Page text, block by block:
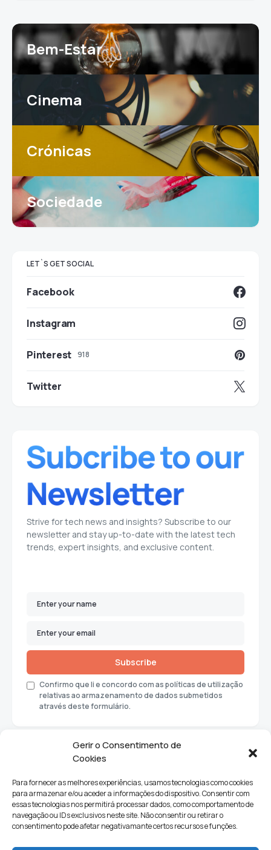
Gerir o Consentimento de
Cookies
Para fornecer as melhores experiências, usamos tecnologias como cookies
para armazenar e/ou aceder a informações do dispositivo. Consentir com
essas tecnologias nos permitirá processar dados, como comportamento de
navegação ou IDs exclusivos neste site. Não consentir ou retirar o
consentimento pode afetar negativamante certos recursos e funções.
Bem-Estar
Cinema
Crónicas
Sociedade
LET`S GET SOCIAL
Facebook
Instagram
Pinterest 918
Twitter
Strive for tech news and insights? Subscribe to our
newsletter and stay up-to-date with the latest tech
trends, expert insights, and exclusive content.
Subscribe
Confirmo que li e concordo com as políticas de utilização
relativas ao armazenamento de dados submetidos
através deste formulário.